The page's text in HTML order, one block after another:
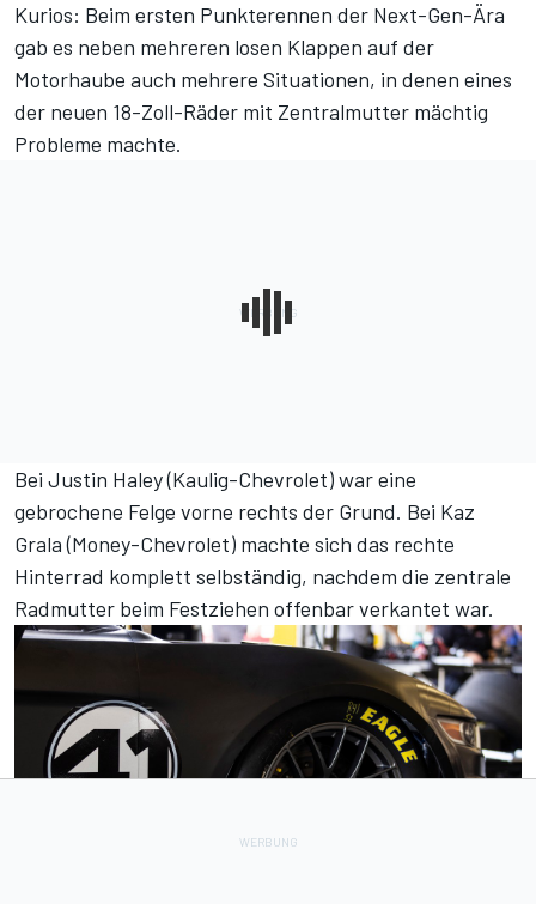
Kurios: Beim ersten Punkterennen der Next-Gen-Ära
gab es neben mehreren losen Klappen auf der
Motorhaube auch mehrere Situationen, in denen eines
der neuen 18-Zoll-Räder mit Zentralmutter mächtig
Probleme machte.
Bei Justin Haley (Kaulig-Chevrolet) war eine
gebrochene Felge vorne rechts der Grund. Bei Kaz
Grala (Money-Chevrolet) machte sich das rechte
Hinterrad komplett selbständig, nachdem die zentrale
Radmutter beim Festziehen offenbar verkantet war.